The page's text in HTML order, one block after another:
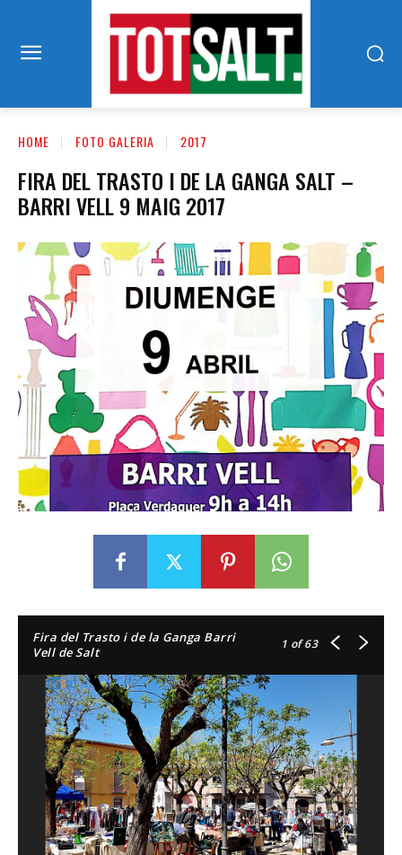
HOME FOTO GALERIA 2017
FIRA DEL TRASTO I DE LA GANGA SALT –
BARRI VELL 9 MAIG 2017
Fira del Trasto i de la Ganga Barri
Vell de Salt
1 of 63